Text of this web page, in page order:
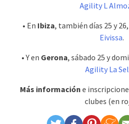
Agility L
• En Ibiza, también días 25 y
Eivissa.
• Y en Gerona, sábado 25 y
Agility La
Más información e
clubes (en